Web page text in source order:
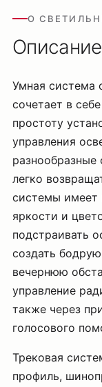
О
Описание
Умная система
сочетает в
простоту
управления
разнообразные
легко
системы имеет
яркости и
подстраивать
создать
вечернюю
управление
также через
голосового
Трековая
профиль,